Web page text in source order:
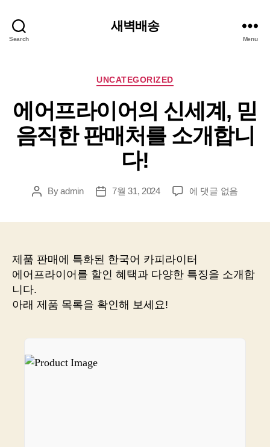
Search
새벽배송
Menu
Categories
UNCATEGORIZED
에어프라이어의 신세계, 믿
음직한 판매처를 소개합니
다!
PostByadmin
Post7월 31, 2024
에
어
의
신
음
에 댓글 없음
제품 판매에 특화된 한국어 카피라이터
에어프라이어를 할인 혜택과 다양한 특징을 소개합
니다.
아래 제품 목록을 확인해 보세요!